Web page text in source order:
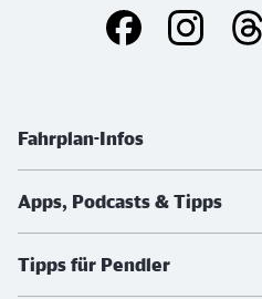
Social Media Links
Fahrplan-Infos
Apps, Podcasts & Tipps
Tipps für Pendler